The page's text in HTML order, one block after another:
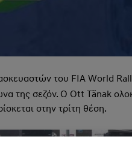
του FIA World
της σεζόν. Ο Ott Tänak
στην τρίτη θέση.